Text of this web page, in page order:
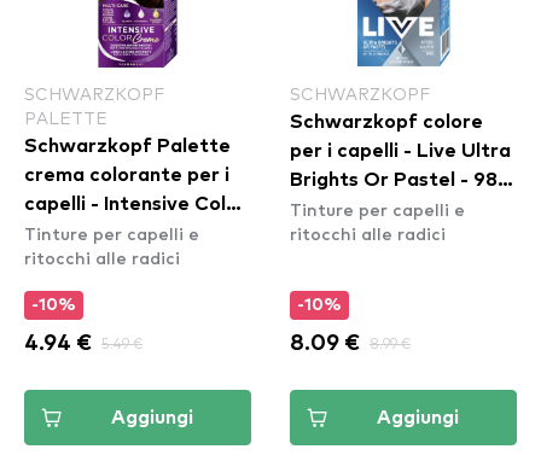
SCHWARZKOPF
PALETTE
Schwarzkopf Palette
crema colorante per i
capelli - Intensive Color
Creme - 3-68 Dark
Mahogany
Tinture per capelli e
ritocchi alle radici
-10%
4.94 € 5.49 €
Aggiungi
SCHWARZKOPF
Schwarzkopf colore
per i capelli - Live Ultra
Brights Or Pastel - 98
Steel Silver
Tinture per capelli e
ritocchi alle radici
-10%
8.09 € 8.99 €
Aggiungi